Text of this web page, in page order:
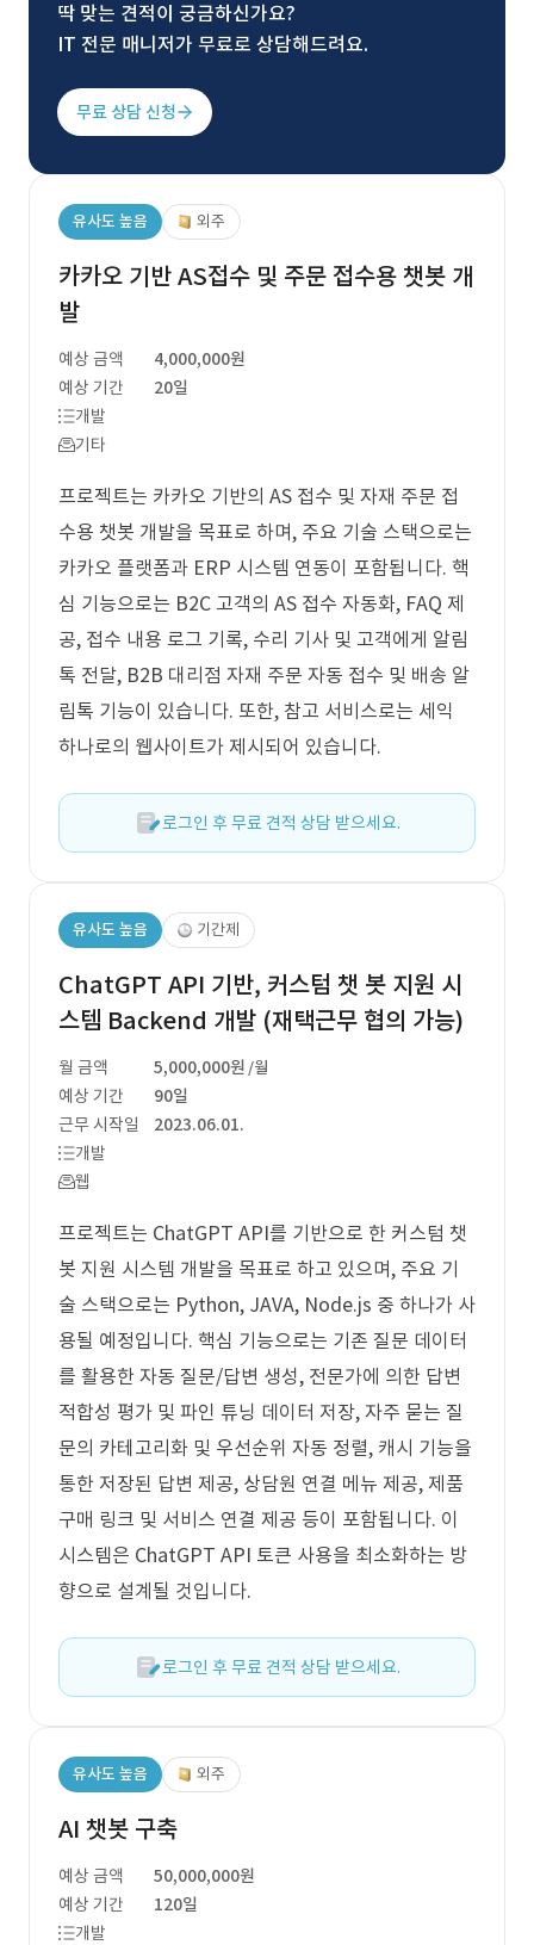
딱 맞는 견적이 궁금하신가요?
IT 전문 매니저가 무료로 상담해드려요.
무료 상담 신청
유사도 높음 외주
카카오 기반 AS접수 및 주문 접수용 챗봇 개
발
예상 금액
4,000,000원
예상 기간
20일
개발
기타
프로젝트는 카카오 기반의 AS 접수 및 자재 주문 접
수용 챗봇 개발을 목표로 하며, 주요 기술 스택으로는
카카오 플랫폼과 ERP 시스템 연동이 포함됩니다. 핵
심 기능으로는 B2C 고객의 AS 접수 자동화, FAQ 제
공, 접수 내용 로그 기록, 수리 기사 및 고객에게 알림
톡 전달, B2B 대리점 자재 주문 자동 접수 및 배송 알
림톡 기능이 있습니다. 또한, 참고 서비스로는 세익
하나로의 웹사이트가 제시되어 있습니다.
로그인 후 무료 견적 상담 받으세요.
유사도 높음 기간제
ChatGPT API 기반, 커스텀 챗 봇 지원 시
스템 Backend 개발 (재택근무 협의 가능)
월 금액 5,000,000원 /월
예상 기간
90일
근무 시작일
2023.06.01.
개발
웹
프로젝트는 ChatGPT API를 기반으로 한 커스텀 챗
봇 지원 시스템 개발을 목표로 하고 있으며, 주요 기
술 스택으로는 Python, JAVA, Node.js 중 하나가 사
용될 예정입니다. 핵심 기능으로는 기존 질문 데이터
를 활용한 자동 질문/답변 생성, 전문가에 의한 답변
적합성 평가 및 파인 튜닝 데이터 저장, 자주 묻는 질
문의 카테고리화 및 우선순위 자동 정렬, 캐시 기능을
통한 저장된 답변 제공, 상담원 연결 메뉴 제공, 제품
구매 링크 및 서비스 연결 제공 등이 포함됩니다. 이
시스템은 ChatGPT API 토큰 사용을 최소화하는 방
향으로 설계될 것입니다.
로그인 후 무료 견적 상담 받으세요.
유사도 높음 외주
AI 챗봇 구축
예상 금액
50,000,000원
예상 기간
120일
개발